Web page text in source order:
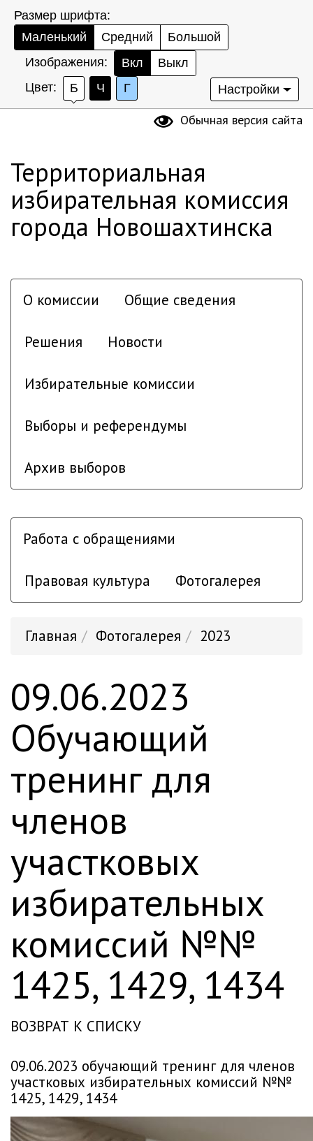
Размер шрифта:
Маленький
Средний
Большой
Изображения:
Вкл
Выкл
Цвет:
Б Ч Г Настройки
Обычная версия сайта
Территориальная
избирательная комиссия
города Новошахтинска
О комиссии Общие сведения
Решения Новости
Избирательные комиссии
Выборы и референдумы
Архив выборов
Работа с обращениями
Правовая культура Фотогалерея
Главная Фотогалерея 2023
09.06.2023
Обучающий
тренинг для
членов
участковых
избирательных
комиссий №№
1425, 1429, 1434
ВОЗВРАТ К СПИСКУ
09.06.2023 обучающий тренинг для членов
участковых избирательных комиссий №№
1425, 1429, 1434